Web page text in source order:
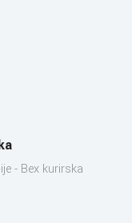
- Bex kurirska